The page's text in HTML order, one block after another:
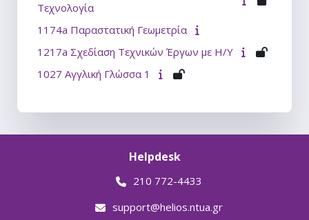
Τεχνολογία
1174a Παραστατική Γεωμετρία
1217a Σχεδίαση Τεχνικών Έργων με Η/Υ
1027 Αγγλική Γλώσσα 1
Helpdesk
210 772-4433
support@helios.ntua.gr